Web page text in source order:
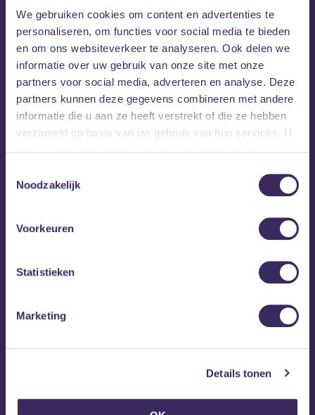
We gebruiken cookies om content en advertenties te
personaliseren, om functies voor social media te bieden
en om ons websiteverkeer te analyseren. Ook delen we
informatie over uw gebruik van onze site met onze
partners voor social media, adverteren en analyse. Deze
partners kunnen deze gegevens combineren met andere
informatie die u aan ze heeft verstrekt of die ze hebben
verzameld op basis van uw gebruik van hun services. U
Noodzakelijk
Voorkeuren
Statistieken
Marketing
Details tonen
bandcoach), wat de boel wat
overzichtelijker houdt. Het is altijd
zo leuk dat we 'even' moeten
nakletsen :) We leren ook heel veel
van Kickstart!
Ik vond kickstart een hele fijne en
kunnen ontwikkelen en ervaring op